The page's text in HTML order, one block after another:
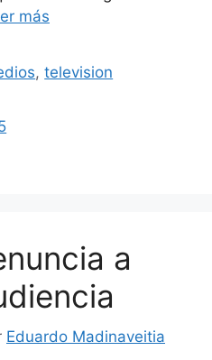
más
,television
a
Eduardo Madinaveitia